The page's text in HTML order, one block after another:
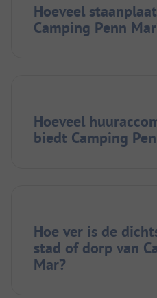
Hoeveel
Camping Penn
Hoeveel
biedt Camping
Hoe ver is de
stad of dorp van
Mar?